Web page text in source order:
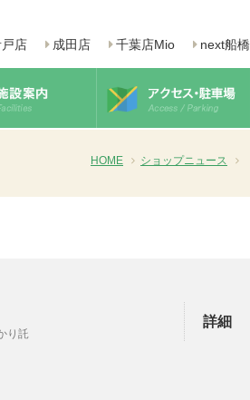
next船橋
千葉店Mio
成田店
店
HOME ショップニュース
り託
詳細